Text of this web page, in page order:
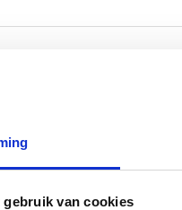
gebruik van cookies
FOTO: